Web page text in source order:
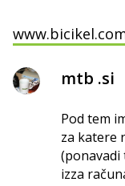
mtb .si
Pod tem
za katere
izza